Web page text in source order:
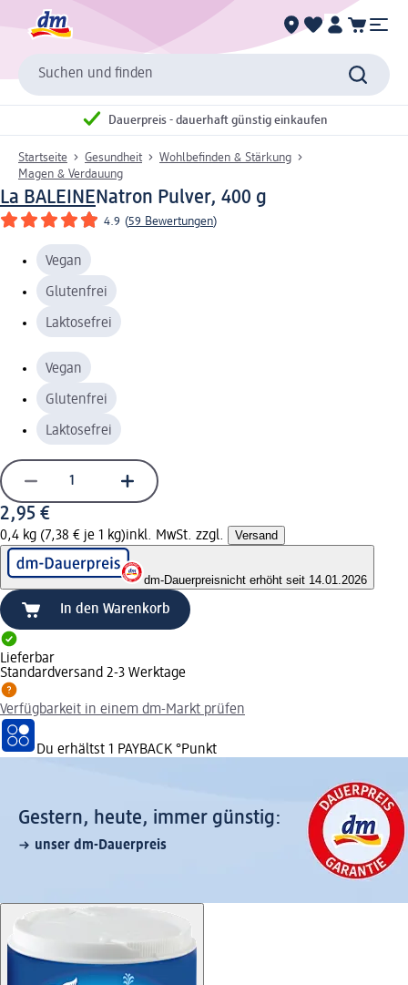
Suchen und finden
Dauerpreis - dauerhaft günstig einkaufen
Startseite Gesundheit
Wohlbefinden & Stärkung
Magen & Verdauung
La BALEINENatron Pulver, 400 g
4.9 (59 Bewertungen)
Vegan
Glutenfrei
Laktosefrei
Vegan
Glutenfrei
Laktosefrei
2,95 €
0,4 kg (7,38 € je 1 kg)inkl. MwSt. zzgl. Versand
dm-Dauerpreisnicht erhöht seit 14.01.2026
In den Warenkorb
Lieferbar
Standardversand 2-3 Werktage
Verfügbarkeit in einem dm-Markt prüfen
Du erhältst 1 PAYBACK °Punkt
Gestern, heute, immer günstig:
unser dm-Dauerpreis